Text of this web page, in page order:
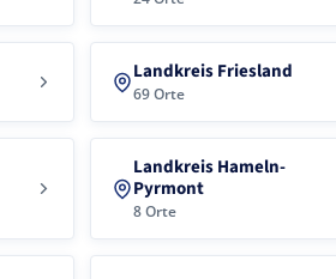
Landkreis Friesland
69 Orte
Landkreis Hameln-
Pyrmont
8 Orte